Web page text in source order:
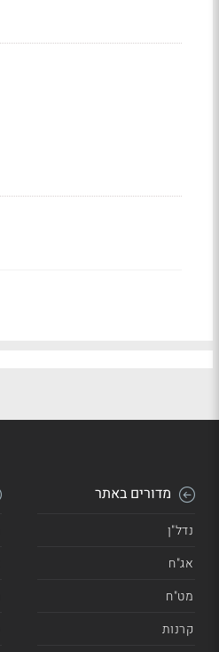
מדורים באתר
נדל"ן
אג"ח
מט"ח
קרנות